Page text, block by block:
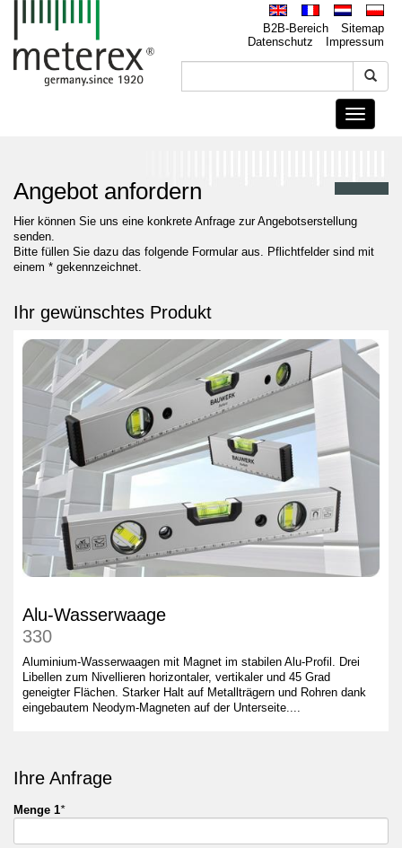
B2B-Bereich
Sitemap
Datenschutz
Impressum
Toggle
Angebot anfordern
Hier können Sie uns eine konkrete Anfrage zur Angebotserstellung
senden.
Bitte füllen Sie dazu das folgende Formular aus. Pflichtfelder sind mit
einem * gekennzeichnet.
Ihr gewünschtes Produkt
Alu-Wasserwaage
330
Aluminium-Wasserwaagen mit Magnet im stabilen Alu-Profil. Drei
Libellen zum Nivellieren horizontaler, vertikaler und 45 Grad
geneigter Flächen. Starker Halt auf Metallträgern und Rohren dank
eingebautem Neodym-Magneten auf der Unterseite....
Ihre Anfrage
Menge 1*